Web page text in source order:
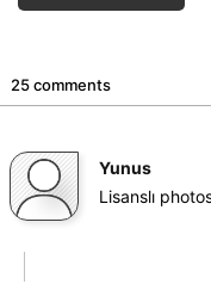
25 comments
Yunus
Lisanslı